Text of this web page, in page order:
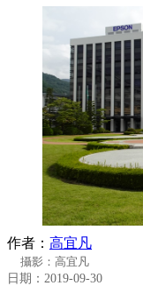
作者： 高宜凡
攝影：高宜凡
日期：2019-09-30